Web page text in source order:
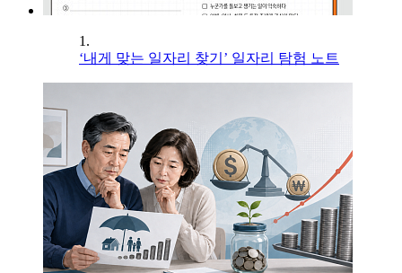
1.
‘내게 맞는 일자리 찾기’ 일자리 탐험 노트